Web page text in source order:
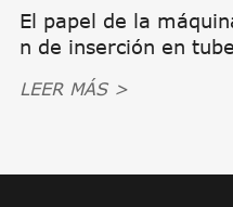
El papel de la
n de inserción en
LEER MÁS >